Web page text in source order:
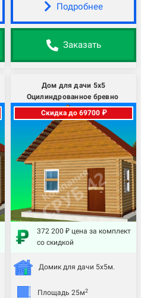
Подробнее
Заказать
Дом для дачи 5х5
Оцилиндрованное бревно
Скидка до 69700 ₽
372 200 ₽ цена за комплект
со скидкой
Домик для дачи 5х5м.
Площадь 25м2